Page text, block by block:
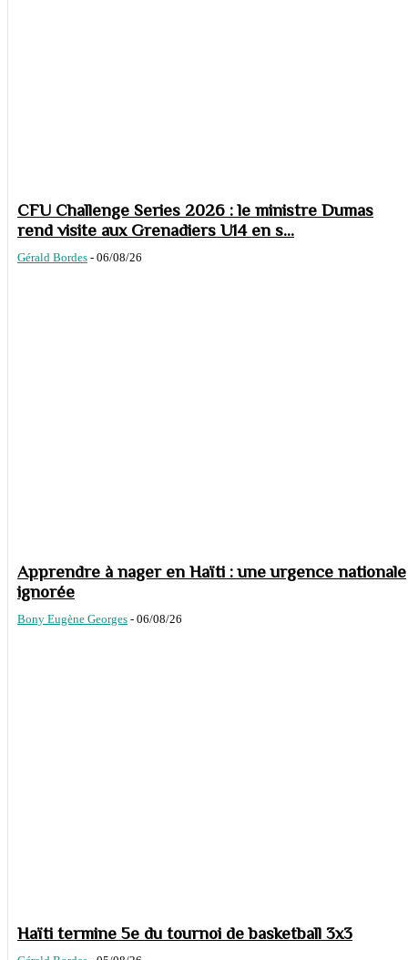
CFU Challenge Series 2026 : le ministre Dumas
rend visite aux Grenadiers U14 en s...
Gérald Bordes - 06/08/26
Apprendre à nager en Haïti : une urgence nationale
ignorée
Bony Eugène Georges - 06/08/26
Haïti termine 5e du tournoi de basketball 3x3